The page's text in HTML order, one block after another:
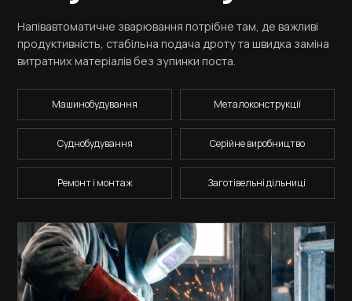
Напівавтоматичне зварювання потрібне там, де важливі
продуктивність, стабільна подача дроту та швидка заміна
витратних матеріалів без зупинки поста.
Машинобудування Металоконструкції
Суднобудування Серійне виробництво
Ремонт і монтаж Заготівельні дільниці